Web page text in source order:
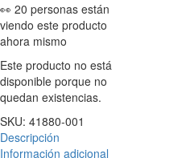
👀 20 personas están
viendo este producto
ahora mismo
Este producto no está
disponible porque no
quedan existencias.
SKU: 41880-001
Descripción
Información adicional